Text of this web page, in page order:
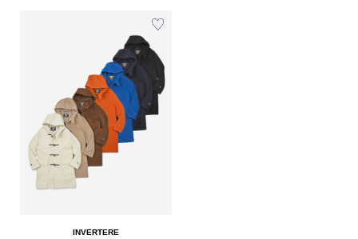
INVERTERE